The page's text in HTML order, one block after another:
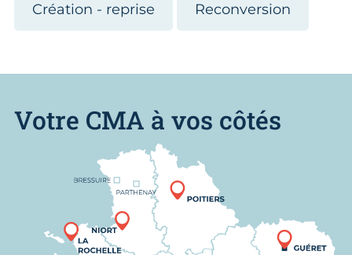
Création - reprise Reconversion
Votre CMA à vos côtés